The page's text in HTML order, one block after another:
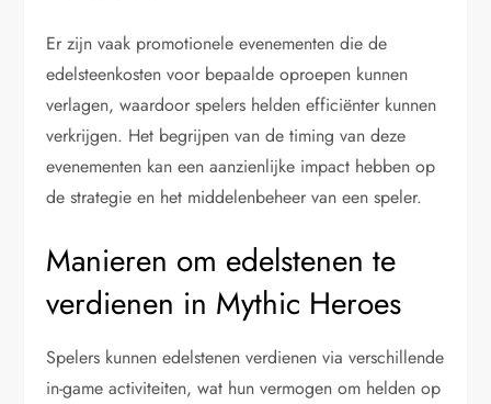
Er zijn vaak promotionele evenementen die de
edelsteenkosten voor bepaalde oproepen kunnen
verlagen, waardoor spelers helden efficiënter kunnen
verkrijgen. Het begrijpen van de timing van deze
evenementen kan een aanzienlijke impact hebben op
de strategie en het middelenbeheer van een speler.
Manieren om edelstenen te
verdienen in Mythic Heroes
Spelers kunnen edelstenen verdienen via verschillende
in-game activiteiten, wat hun vermogen om helden op